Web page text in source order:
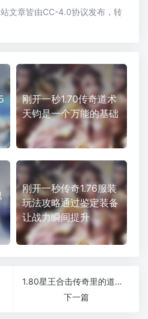
文章皆由CC-4.0协议发布，转
刚开一秒1.70传奇道术
天钧是一个万能的基础
刚开一秒传奇1.76服装
玩法攻略通过鉴定装备
让战力瞬间提升
1.80星王合击传奇里的道具券是什么
下一篇